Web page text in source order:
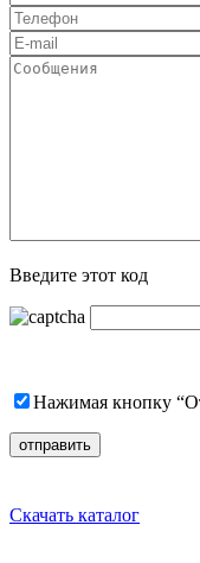
Введите этот код
Нажимая кнопку
Скачать каталог